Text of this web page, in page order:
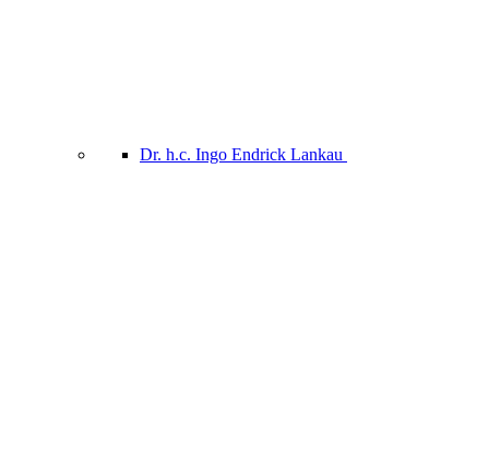
Dr. h.c. Ingo Endrick Lankau